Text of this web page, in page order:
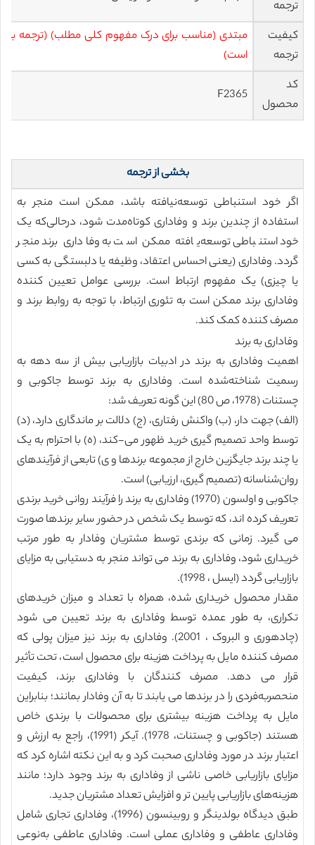
ترجمه
کیفیت
ترجمه
مبتدی (مناسب برای درک مفهوم کلی مطلب) (ترجمه
است)
کد
محصول
F2365
بخشی از ترجمه
اگر خود استنباطی توسعه‌نیافته باشد، ممکن است منجر به
استفاده از چندین برند و وفاداری کوتاه‌مدت شود، درحالی‌که یک
خود استنباطی توسعه‌یافته ممکن است به وفاداری برند منجر
گردد. وفاداری (یعنی احساس اعتقاد، وظیفه یا دلبستگی به کسی
یا چیزی) یک مفهوم ارتباط است. بررسی عوامل تعیین کننده
وفاداری برند ممکن است به تئوری ارتباط، با توجه به روابط برند و
مصرف کننده کمک کند.
وفاداری به برند
اهمیت وفاداری به برند در ادبیات بازاریابی بیش از سه دهه به
رسمیت شناخته‌شده است. وفاداری به برند توسط جاکوبی و
چستنات (1978، ص 80) این گونه تعریف شد:
(الف) جهت دار، (ب) واکنش رفتاری، (ج) دلالت بر ماندگاری دارد، (د)
توسط واحد تصمیم گیری خرید ظهور می-کند، (ه) با احترام به یک
یا چند برند جایگزین خارج از مجموعه برندها و ی) تابعی از فرآیندهای
روان‌شناسانه (تصمیم گیری، ارزیابی) است.
جاکوبی و اولسون (1970) وفاداری به برند را فرآیند روانی خرید برندی
تعریف کرده اند، که توسط یک شخص در حضور سایر برندها صورت
می گیرد. زمانی که برندی توسط مشتریان وفادار به طور مرتب
خریداری شود، وفاداری به برند می تواند منجر به دستیابی به مزایای
بازاریابی گردد (ایسل ، 1998).
مقدار محصول خریداری شده، همراه با تعداد و میزان خریدهای
تکراری، به طور عمده توسط وفاداری به برند تعیین می شود
(چادهوری و البروک ، 2001). وفاداری به برند نیز میزان پولی که
مصرف کننده مایل به پرداخت هزینه برای محصول است، تحت تأثیر
قرار می دهد. مصرف کنندگان با وفاداری برند، کیفیت
منحصربه‌فردی را در برندها می یابند تا به آن وفادار بمانند؛ بنابراین
مایل به پرداخت هزینه بیشتری برای محصولات با برندی خاص
هستند (جاکوبی و چستنات، 1978). آیکر (1991)، راجع به ارزش و
اعتبار برند در مورد وفاداری صحبت کرد و به این نکته اشاره کرد که
مزایای بازاریابی خاصی ناشی از وفاداری به برند وجود دارد؛ مانند
هزینه‌های بازاریابی پایین تر و افزایش تعداد مشتریان جدید.
طبق دیدگاه بولدینگر و روبینسون (1996)، وفاداری تجاری شامل
وفاداری عاطفی و وفاداری عملی است. وفاداری عاطفی به‌نوعی